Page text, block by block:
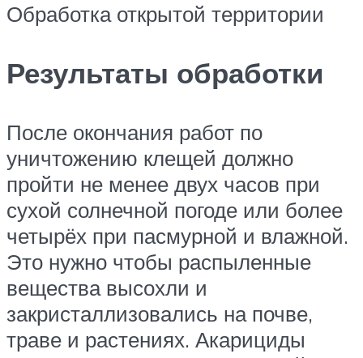
Обработка открытой территории
Результаты обработки
После окончания работ по
уничтожению клещей должно
пройти не менее двух часов при
сухой солнечной погоде или более
четырёх при пасмурной и влажной.
Это нужно чтобы распыленные
вещества высохли и
закристаллизовались на почве,
траве и растениях. Акарициды